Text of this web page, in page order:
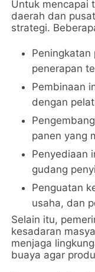
Untuk mencapai
daerah dan
strategi.
Peningkatan
penerapan
Pembinaan
dengan
panen yang
Penyediaan
gudang
Penguatan
usaha, dan
Selain itu,
kesadaran
menjaga
buaya agar